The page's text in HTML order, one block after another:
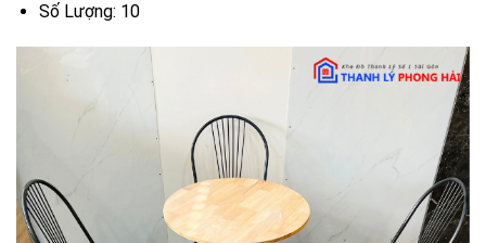
Số Lượng: 10